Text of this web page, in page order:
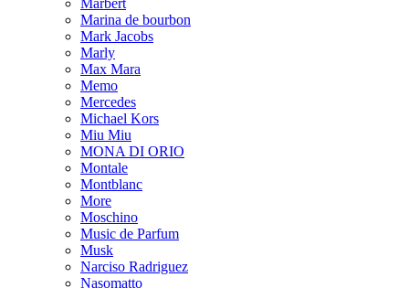
Marbert
Marina de bourbon
Mark Jacobs
Marly
Max Mara
Memo
Mercedes
Michael Kors
Miu Miu
MONA DI ORIO
Montale
Montblanc
More
Moschino
Music de Parfum
Musk
Narciso Radriguez
Nasomatto